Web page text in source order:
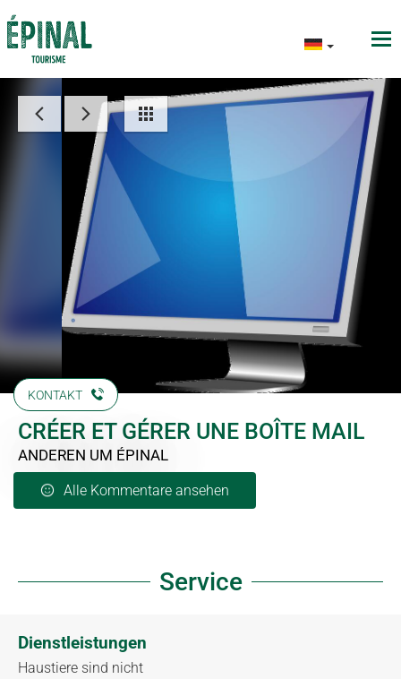
KONTAKT
CRÉER ET GÉRER UNE BOÎTE MAIL
ANDEREN UM ÉPINAL
Alle Kommentare ansehen
Service
Dienstleistungen
Haustiere sind nicht